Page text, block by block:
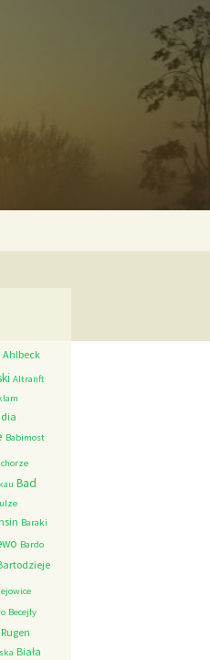
Ahlbeck
Altranft
Babimost
Bad
Baraki
Bardo
Becejły
Biała